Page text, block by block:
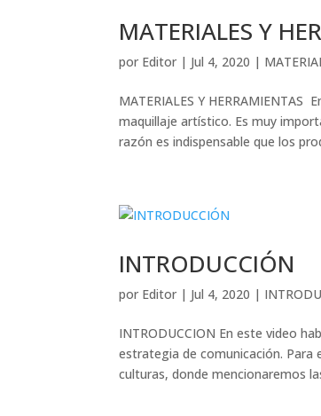
MATERIALES Y
por Editor | Jul 4, 2020 |
MATERIALES Y
maquillaje artístico. Es muy
razón es indispensable que los
INTRODUCCIÓN
por Editor | Jul 4, 2020 |
INTRODUCCION En este video
estrategia de comunicación.
culturas, donde mencionaremos